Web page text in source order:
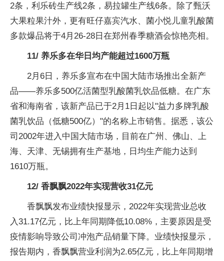
2条，利乐砖生产线2条，易拉罐生产线6条。除了甄沃
大果粒果汁外，更有旺仔嘉宾汽水、菌小悦儿童乳酸菌
多款爆品将于4月26-28日在郑州春季糖酒会惊艳亮相。
11/ 养乐多在华日均产能超过1600万瓶
2月6日，养乐多宣布在中国大陆市场推出全新产
品——养乐多500亿活菌型乳酸菌乳饮品低糖。在广东
省和海南省，该新产品已于2月1日起以"益力多牌乳酸
菌乳饮品（低糖500亿）"的名称上市销售。据悉，该公
司2002年进入中国大陆市场，目前在广州、佛山、上
海、天津、无锡拥有生产基地，日均生产能力达到
1610万瓶。
12/ 香飘飘2022年实现营收31亿元
香飘飘发布业绩快报显示，2022年实现营业总收
入31.17亿元，比上年同期降低10.08%，主要原因是受
疫情影响导致公司冲泡产品销量下降。业绩快报显示，
报告期内，香飘飘营业利润为2.65亿元，比上年同期增